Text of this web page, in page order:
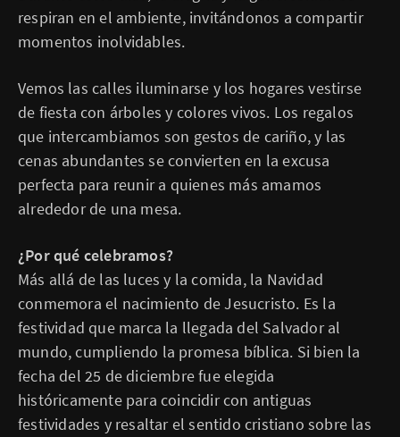
respiran en el ambiente, invitándonos a compartir
momentos inolvidables.
Vemos las calles iluminarse y los hogares vestirse
de fiesta con árboles y colores vivos. Los regalos
que intercambiamos son gestos de cariño, y las
cenas abundantes se convierten en la excusa
perfecta para reunir a quienes más amamos
alrededor de una mesa.
¿Por qué celebramos?
Más allá de las luces y la comida, la Navidad
conmemora el nacimiento de Jesucristo. Es la
festividad que marca la llegada del Salvador al
mundo, cumpliendo la promesa bíblica. Si bien la
fecha del 25 de diciembre fue elegida
históricamente para coincidir con antiguas
festividades y resaltar el sentido cristiano sobre las